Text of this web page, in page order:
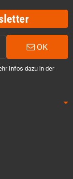
OK
Infos dazu in der